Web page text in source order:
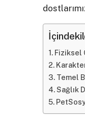
Fiziksel
Temel
Sağlık